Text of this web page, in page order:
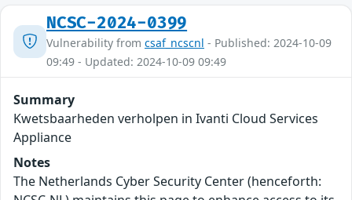
NCSC-2024-0399
Vulnerability from csaf_ncscnl - Published: 2024-10-09
09:49 - Updated: 2024-10-09 09:49
Summary
Kwetsbaarheden verholpen in Ivanti Cloud Services
Appliance
Notes
The Netherlands Cyber Security Center (henceforth: